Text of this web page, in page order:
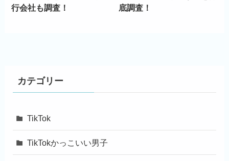
行会社も調査！
底調査！
カテゴリー
TikTok
TikTokかっこいい男子